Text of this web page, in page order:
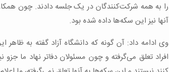
را به همه شرکت‌کنندگان در یک جلسه دادند. چون
آنها نیز این سکه‌ها داده شده بود.
وی ادامه داد: آن گونه که دانشگاه آزاد گفته به
افراد تعلق می‌گرفته و چون مسئولان دفاتر نهاد ما